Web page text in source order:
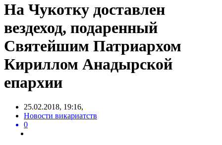
На Чукотку доставлен
вездеход, подаренный
Святейшим Патриархом
Кириллом Анадырской
епархии
25.02.2018, 19:16,
Новости викариатств
0